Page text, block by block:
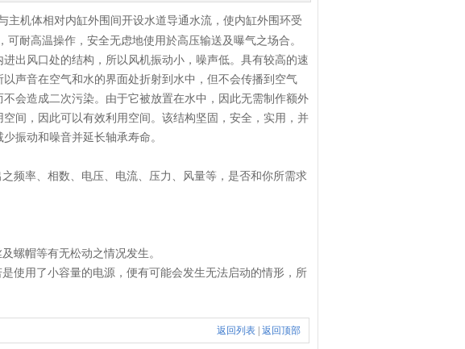
主机体相对内缸外围间开设水道导通水流，使内缸外围环受
耐高温操作，安全无虑地使用於高压输送及曝气之场合。
出风口处的结构，所以风机振动小，噪声低。 具有较高的速
声音在空气和水的界面处折射到水中，但不会传播到空气
会造成二次污染。由于它被放置在水中，因此无需制作额外
间，因此可以有效利用空间。该结构坚固，安全，实用，并
振动和噪音并延长轴承寿命。
率、相数、电压、电流、压力、风量等，是否和你所需求
帽等有无松动之情况发生。
用了小容量的电源，便有可能会发生无法启动的情形，所
返回列表 返回顶部